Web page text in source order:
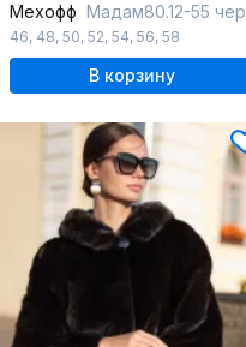
Мехофф Мадам80.12-55 черный
46, 48, 50, 52, 54, 56, 58
В корзину